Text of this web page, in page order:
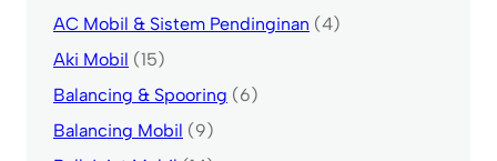
AC Mobil & Sistem Pendinginan (4)
Aki Mobil (15)
Balancing & Spooring (6)
Balancing Mobil (9)